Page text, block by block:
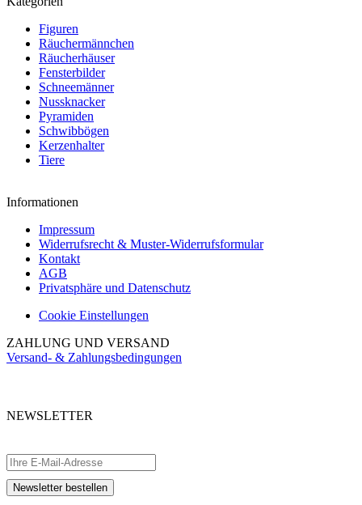
Figuren
Räuchermännchen
Räucherhäuser
Fensterbilder
Schneemänner
Nussknacker
Pyramiden
Schwibbögen
Kerzenhalter
Tiere
Informationen
Impressum
Widerrufsrecht & Muster-Widerrufsformular
Kontakt
AGB
Privatsphäre und Datenschutz
Cookie Einstellungen
ZAHLUNG UND VERSAND
Versand- & Zahlungsbedingungen
NEWSLETTER